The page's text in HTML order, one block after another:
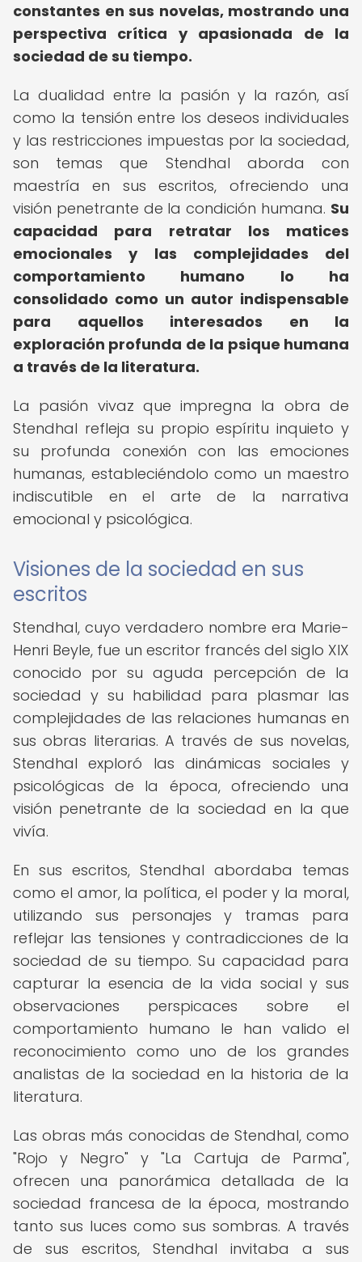
constantes en sus novelas, mostrando una
perspectiva crítica y apasionada de la
sociedad de su tiempo.
La dualidad entre la pasión y la razón, así
como la tensión entre los deseos individuales
y las restricciones impuestas por la sociedad,
son temas que Stendhal aborda con
maestría en sus escritos, ofreciendo una
visión penetrante de la condición humana. Su
capacidad para retratar los matices
emocionales y las complejidades del
comportamiento humano lo ha
consolidado como un autor indispensable
para aquellos interesados en la
exploración profunda de la psique humana
a través de la literatura.
La pasión vivaz que impregna la obra de
Stendhal refleja su propio espíritu inquieto y
su profunda conexión con las emociones
humanas, estableciéndolo como un maestro
indiscutible en el arte de la narrativa
emocional y psicológica.
Visiones de la sociedad en sus
escritos
Stendhal, cuyo verdadero nombre era Marie-
Henri Beyle, fue un escritor francés del siglo XIX
conocido por su aguda percepción de la
sociedad y su habilidad para plasmar las
complejidades de las relaciones humanas en
sus obras literarias. A través de sus novelas,
Stendhal exploró las dinámicas sociales y
psicológicas de la época, ofreciendo una
visión penetrante de la sociedad en la que
vivía.
En sus escritos, Stendhal abordaba temas
como el amor, la política, el poder y la moral,
utilizando sus personajes y tramas para
reflejar las tensiones y contradicciones de la
sociedad de su tiempo. Su capacidad para
capturar la esencia de la vida social y sus
observaciones perspicaces sobre el
comportamiento humano le han valido el
reconocimiento como uno de los grandes
analistas de la sociedad en la historia de la
literatura.
Las obras más conocidas de Stendhal, como
"Rojo y Negro" y "La Cartuja de Parma",
ofrecen una panorámica detallada de la
sociedad francesa de la época, mostrando
tanto sus luces como sus sombras. A través
de sus escritos, Stendhal invitaba a sus